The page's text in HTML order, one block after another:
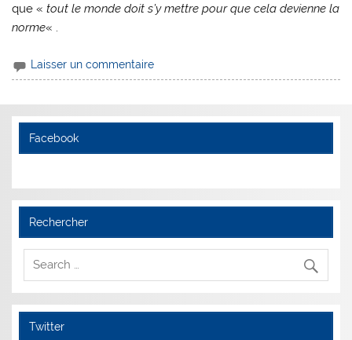
que «tout le monde doit s’y mettre pour que cela devienne la
norme« .
Laisser un commentaire
Facebook
Rechercher
Twitter